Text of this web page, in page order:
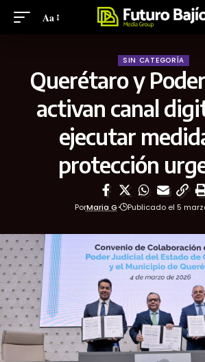
Aa
SIN CATEGORÍA
Querétaro y
activan canal
ejecutar
protección
PorMaria G Publicado el 5